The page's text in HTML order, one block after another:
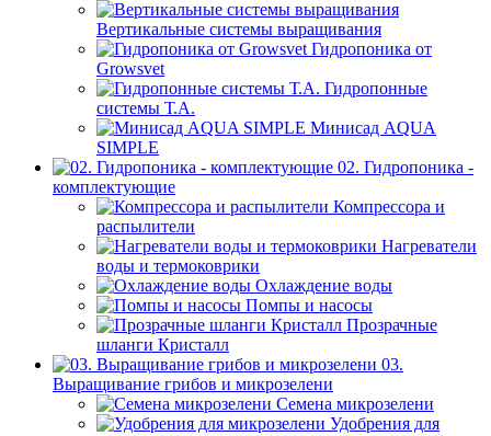
Вертикальные системы выращивания
Гидропоника от
Growsvet
Гидропонные
системы Т.A.
Минисад AQUA
SIMPLE
02. Гидропоника -
комплектующие
Компрессора и
распылители
Нагреватели
воды и термоковрики
Охлаждение воды
Помпы и насосы
Прозрачные
шланги Кристалл
03.
Выращивание грибов и микрозелени
Семена микрозелени
Удобрения для